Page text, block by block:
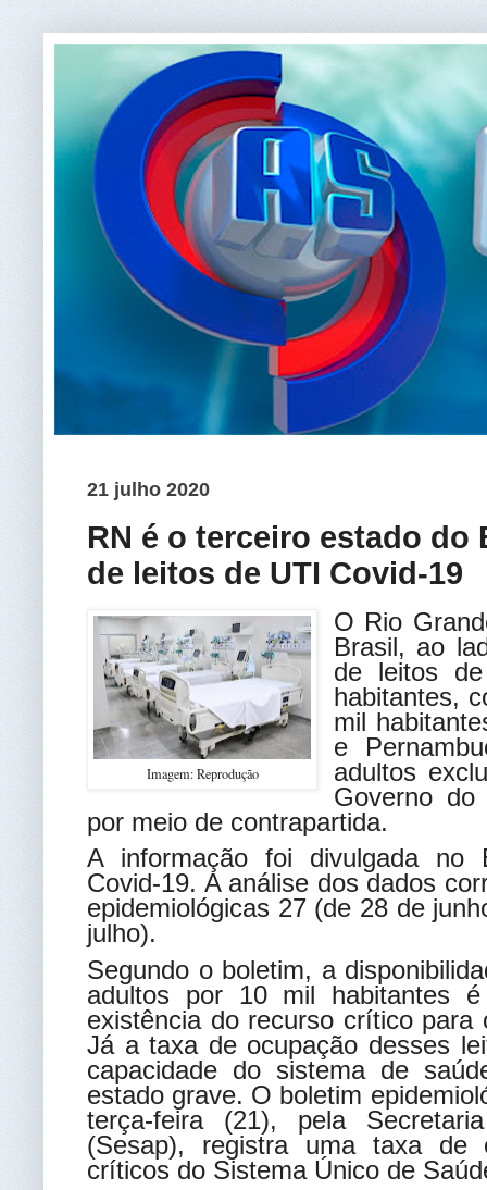
21 julho 2020
RN é o terceiro estado
de leitos de UTI Covid-19
Imagem: Reprodução
O Rio
Brasil, ao
de leitos
habitantes,
mil
e
adultos
Governo
por meio de contrapartida.
A informação foi divulgada no
Covid-19. A análise dos dados
epidemiológicas 27 (de 28 de
julho).
Segundo o boletim, a
adultos por 10 mil habitantes
existência do recurso crítico
Já a taxa de ocupação desses
capacidade do sistema de
estado grave. O boletim
terça-feira (21), pela
(Sesap), registra uma taxa de
críticos do Sistema Único de